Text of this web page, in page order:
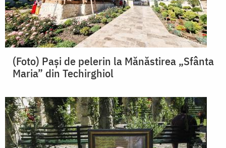
(Foto) Pași de pelerin la Mănăstirea „Sfânta
Maria” din Techirghiol